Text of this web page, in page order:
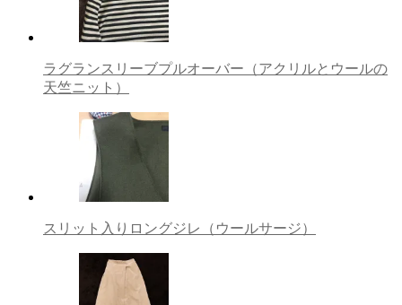
ラグランスリーブプルオーバー（アクリルとウールの
天竺ニット）
スリット入りロングジレ（ウールサージ）